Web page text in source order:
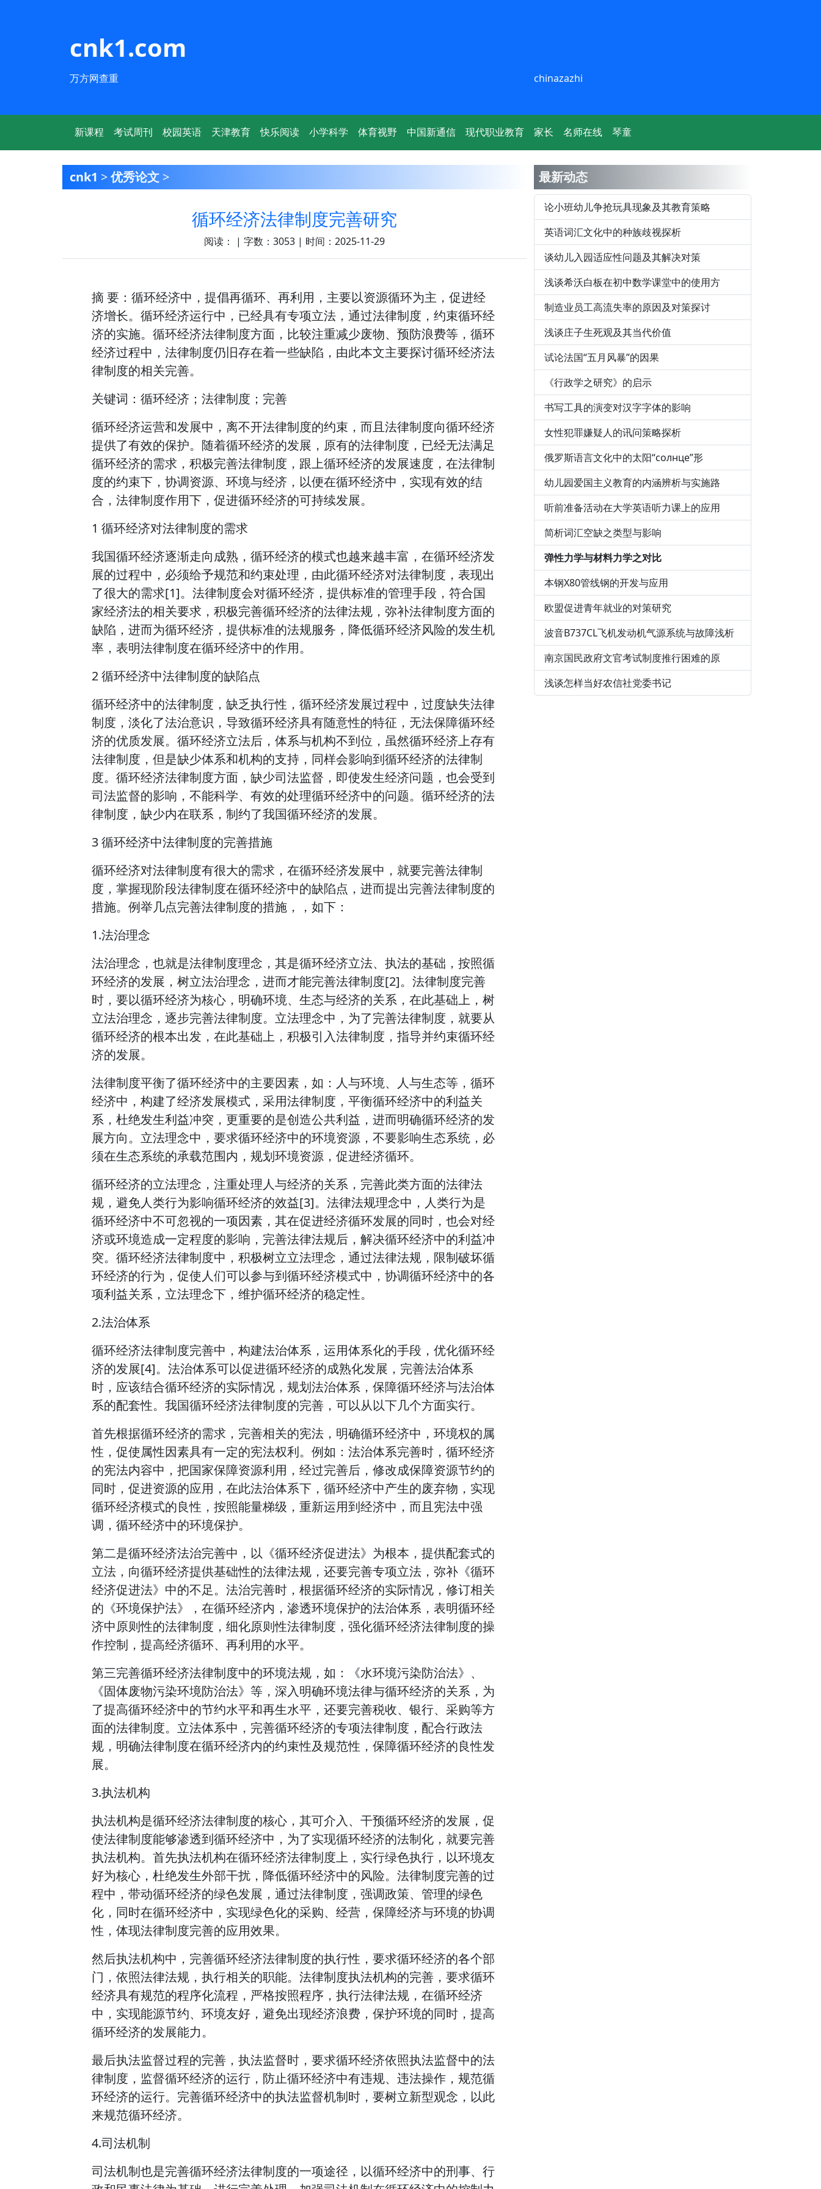
cnk1.com
万方网查重 chinazazhi
新课程 考试周刊 校园英语 天津教育 快乐阅读 小学科学 体育视野 中国新通信 现代职业教育 家长 名师在线 琴童
cnk1 >优秀论文 >
循环经济法律制度完善研究
阅读： | 字数：3053 | 时间：2025-11-29
摘 要：循环经济中，提倡再循环、再利用，主要以资源循环为主，促进经
济增长。循环经济运行中，已经具有专项立法，通过法律制度，约束循环经
济的实施。循环经济法律制度方面，比较注重减少废物、预防浪费等，循环
经济过程中，法律制度仍旧存在着一些缺陷，由此本文主要探讨循环经济法
律制度的相关完善。
关键词：循环经济；法律制度；完善
循环经济运营和发展中，离不开法律制度的约束，而且法律制度向循环经济
提供了有效的保护。随着循环经济的发展，原有的法律制度，已经无法满足
循环经济的需求，积极完善法律制度，跟上循环经济的发展速度，在法律制
度的约束下，协调资源、环境与经济，以便在循环经济中，实现有效的结
合，法律制度作用下，促进循环经济的可持续发展。
1 循环经济对法律制度的需求
我国循环经济逐渐走向成熟，循环经济的模式也越来越丰富，在循环经济发
展的过程中，必须给予规范和约束处理，由此循环经济对法律制度，表现出
了很大的需求[1]。法律制度会对循环经济，提供标准的管理手段，符合国
家经济法的相关要求，积极完善循环经济的法律法规，弥补法律制度方面的
缺陷，进而为循环经济，提供标准的法规服务，降低循环经济风险的发生机
率，表明法律制度在循环经济中的作用。
2 循环经济中法律制度的缺陷点
循环经济中的法律制度，缺乏执行性，循环经济发展过程中，过度缺失法律
制度，淡化了法治意识，导致循环经济具有随意性的特征，无法保障循环经
济的优质发展。循环经济立法后，体系与机构不到位，虽然循环经济上存有
法律制度，但是缺少体系和机构的支持，同样会影响到循环经济的法律制
度。循环经济法律制度方面，缺少司法监督，即使发生经济问题，也会受到
司法监督的影响，不能科学、有效的处理循环经济中的问题。循环经济的法
律制度，缺少内在联系，制约了我国循环经济的发展。
3 循环经济中法律制度的完善措施
循环经济对法律制度有很大的需求，在循环经济发展中，就要完善法律制
度，掌握现阶段法律制度在循环经济中的缺陷点，进而提出完善法律制度的
措施。例举几点完善法律制度的措施，，如下：
1.法治理念
法治理念，也就是法律制度理念，其是循环经济立法、执法的基础，按照循
环经济的发展，树立法治理念，进而才能完善法律制度[2]。法律制度完善
时，要以循环经济为核心，明确环境、生态与经济的关系，在此基础上，树
立法治理念，逐步完善法律制度。立法理念中，为了完善法律制度，就要从
循环经济的根本出发，在此基础上，积极引入法律制度，指导并约束循环经
济的发展。
法律制度平衡了循环经济中的主要因素，如：人与环境、人与生态等，循环
经济中，构建了经济发展模式，采用法律制度，平衡循环经济中的利益关
系，杜绝发生利益冲突，更重要的是创造公共利益，进而明确循环经济的发
展方向。立法理念中，要求循环经济中的环境资源，不要影响生态系统，必
须在生态系统的承载范围内，规划环境资源，促进经济循环。
循环经济的立法理念，注重处理人与经济的关系，完善此类方面的法律法
规，避免人类行为影响循环经济的效益[3]。法律法规理念中，人类行为是
循环经济中不可忽视的一项因素，其在促进经济循环发展的同时，也会对经
济或环境造成一定程度的影响，完善法律法规后，解决循环经济中的利益冲
突。循环经济法律制度中，积极树立立法理念，通过法律法规，限制破坏循
环经济的行为，促使人们可以参与到循环经济模式中，协调循环经济中的各
项利益关系，立法理念下，维护循环经济的稳定性。
2.法治体系
循环经济法律制度完善中，构建法治体系，运用体系化的手段，优化循环经
济的发展[4]。法治体系可以促进循环经济的成熟化发展，完善法治体系
时，应该结合循环经济的实际情况，规划法治体系，保障循环经济与法治体
系的配套性。我国循环经济法律制度的完善，可以从以下几个方面实行。
首先根据循环经济的需求，完善相关的宪法，明确循环经济中，环境权的属
性，促使属性因素具有一定的宪法权利。例如：法治体系完善时，循环经济
的宪法内容中，把国家保障资源利用，经过完善后，修改成保障资源节约的
同时，促进资源的应用，在此法治体系下，循环经济中产生的废弃物，实现
循环经济模式的良性，按照能量梯级，重新运用到经济中，而且宪法中强
调，循环经济中的环境保护。
第二是循环经济法治完善中，以《循环经济促进法》为根本，提供配套式的
立法，向循环经济提供基础性的法律法规，还要完善专项立法，弥补《循环
经济促进法》中的不足。法治完善时，根据循环经济的实际情况，修订相关
的《环境保护法》，在循环经济内，渗透环境保护的法治体系，表明循环经
济中原则性的法律制度，细化原则性法律制度，强化循环经济法律制度的操
作控制，提高经济循环、再利用的水平。
第三完善循环经济法律制度中的环境法规，如：《水环境污染防治法》、
《固体废物污染环境防治法》等，深入明确环境法律与循环经济的关系，为
了提高循环经济中的节约水平和再生水平，还要完善税收、银行、采购等方
面的法律制度。立法体系中，完善循环经济的专项法律制度，配合行政法
规，明确法律制度在循环经济内的约束性及规范性，保障循环经济的良性发
展。
3.执法机构
执法机构是循环经济法律制度的核心，其可介入、干预循环经济的发展，促
使法律制度能够渗透到循环经济中，为了实现循环经济的法制化，就要完善
执法机构。首先执法机构在循环经济法律制度上，实行绿色执行，以环境友
好为核心，杜绝发生外部干扰，降低循环经济中的风险。法律制度完善的过
程中，带动循环经济的绿色发展，通过法律制度，强调政策、管理的绿色
化，同时在循环经济中，实现绿色化的采购、经营，保障经济与环境的协调
性，体现法律制度完善的应用效果。
然后执法机构中，完善循环经济法律制度的执行性，要求循环经济的各个部
门，依照法律法规，执行相关的职能。法律制度执法机构的完善，要求循环
经济具有规范的程序化流程，严格按照程序，执行法律法规，在循环经济
中，实现能源节约、环境友好，避免出现经济浪费，保护环境的同时，提高
循环经济的发展能力。
最后执法监督过程的完善，执法监督时，要求循环经济依照执法监督中的法
律制度，监督循环经济的运行，防止循环经济中有违规、违法操作，规范循
环经济的运行。完善循环经济中的执法监督机制时，要树立新型观念，以此
来规范循环经济。
4.司法机制
司法机制也是完善循环经济法律制度的一项途径，以循环经济中的刑事、行
最新动态
论小班幼儿争抢玩具现象及其教育策略
英语词汇文化中的种族歧视探析
谈幼儿入园适应性问题及其解决对策
浅谈希沃白板在初中数学课堂中的使用方
制造业员工高流失率的原因及对策探讨
浅谈庄子生死观及其当代价值
试论法国“五月风暴”的因果
《行政学之研究》的启示
书写工具的演变对汉字字体的影响
女性犯罪嫌疑人的讯问策略探析
俄罗斯语言文化中的太阳“солнце”形
幼儿园爱国主义教育的内涵辨析与实施路
听前准备活动在大学英语听力课上的应用
简析词汇空缺之类型与影响
弹性力学与材料力学之对比
本钢X80管线钢的开发与应用
欧盟促进青年就业的对策研究
波音B737CL飞机发动机气源系统与故障浅析
南京国民政府文官考试制度推行困难的原
浅谈怎样当好农信社党委书记